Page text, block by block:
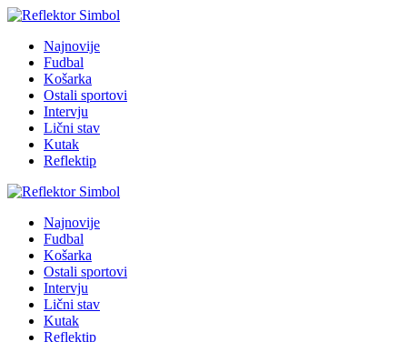
Najnovije
Fudbal
Košarka
Ostali sportovi
Intervju
Lični stav
Kutak
Reflektip
Najnovije
Fudbal
Košarka
Ostali sportovi
Intervju
Lični stav
Kutak
Reflektip